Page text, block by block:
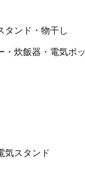
タンド・物干し
炊飯器・電気ポ
気スタンド